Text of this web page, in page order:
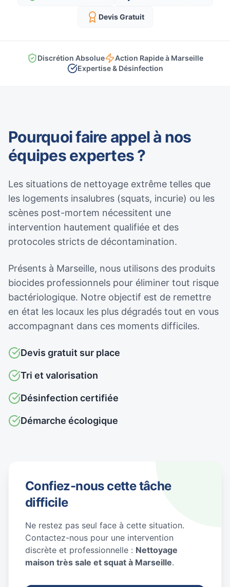
Devis Gratuit
Discrétion Absolue
Action Rapide à Marseille
Expertise & Désinfection
Pourquoi faire appel à nos
équipes expertes ?
Les situations de nettoyage extrême telles que
les logements insalubres (squats, incurie) ou les
scènes post-mortem nécessitent une
intervention hautement qualifiée et des
protocoles stricts de décontamination.
Présents à Marseille, nous utilisons des produits
biocides professionnels pour éliminer tout risque
bactériologique. Notre objectif est de remettre
en état les locaux les plus dégradés tout en vous
accompagnant dans ces moments difficiles.
Devis gratuit sur place
Tri et valorisation
Désinfection certifiée
Démarche écologique
Confiez-nous cette tâche
difficile
Ne restez pas seul face à cette situation.
Contactez-nous pour une intervention
discrète et professionnelle : Nettoyage
maison très sale et squat à Marseille.